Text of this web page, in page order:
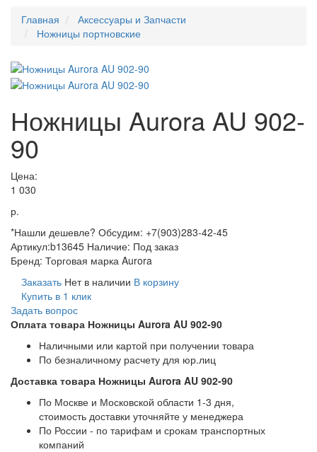
Главная
Аксессуары и Запчасти
Ножницы портновские
Ножницы Aurora AU 902-
90
Цена:
1 030
р.
*Нашли дешевле? Обсудим: +7(903)283-42-45
Артикул:b13645 Наличие: Под заказ
Бренд: Торговая марка Aurora
Заказать Нет в наличии В корзину
Купить в 1 клик
Задать вопрос
Оплата товара Ножницы Aurora AU 902-90
Наличными или картой при получении товара
По безналичному расчету для юр.лиц
Доставка товара Ножницы Aurora AU 902-90
По Москве и Московской области 1-3 дня,
стоимость доставки уточняйте у менеджера
По России - по тарифам и срокам транспортных
компаний